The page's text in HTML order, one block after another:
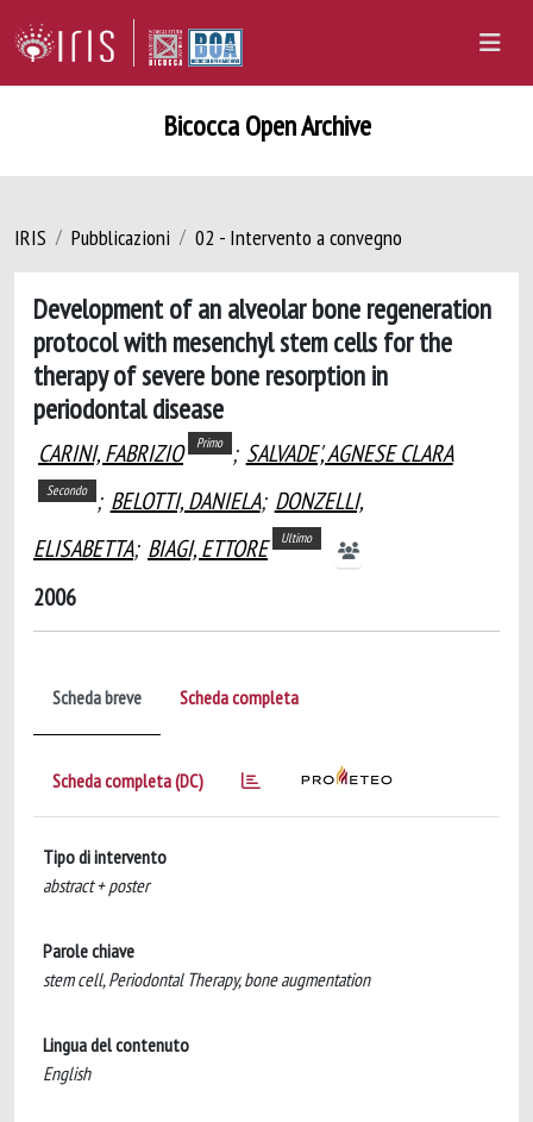
Bicocca Open Archive
IRIS Pubblicazioni 02 - Intervento a convegno
Development of an alveolar bone regeneration
protocol with mesenchyl stem cells for the
therapy of severe bone resorption in
periodontal disease
CARINI, FABRIZIO Primo ; SALVADE', AGNESE CLARA
Secondo ; BELOTTI, DANIELA; DONZELLI,
ELISABETTA; BIAGI, ETTORE Ultimo
2006
Scheda breve Scheda completa
Scheda completa (DC)
Tipo di intervento
abstract + poster
Parole chiave
stem cell, Periodontal Therapy, bone augmentation
Lingua del contenuto
English